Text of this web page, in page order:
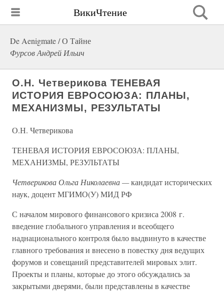
ВикиЧтение
De Aenigmate / О Тайне
Фурсов Андрей Ильич
О.Н. Четверикова ТЕНЕВАЯ
ИСТОРИЯ ЕВРОСОЮЗА: ПЛАНЫ,
МЕХАНИЗМЫ, РЕЗУЛЬТАТЫ
О.Н. Четверикова
ТЕНЕВАЯ ИСТОРИЯ ЕВРОСОЮЗА: ПЛАНЫ,
МЕХАНИЗМЫ, РЕЗУЛЬТАТЫ
Четверикова Ольга Николаевна —кандидат исторических
наук, доцент МГИМО(У) МИД РФ
С началом мирового финансового кризиса 2008 г.
введение глобального управления и всеобщего
наднационального контроля было выдвинуто в качестве
главного требования и внесено в повестку дня ведущих
форумов и совещаний представителей мировых элит.
Проекты и планы, которые до этого обсуждались за
закрытыми дверями, были представлены в качестве